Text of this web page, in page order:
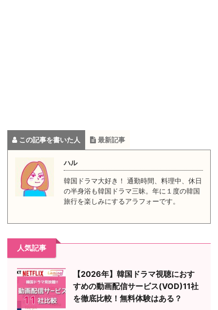
この記事を書いた人 最新記事
ハル
韓国ドラマ大好き！ 通勤時間、料理中、休日
の半身浴も韓国ドラマ三昧。年に１度の韓国
旅行を楽しみにするアラフォーです。
人気記事
【2026年】韓国ドラマ視聴におす
すめの動画配信サービス(VOD)11社
を徹底比較！無料体験はある？